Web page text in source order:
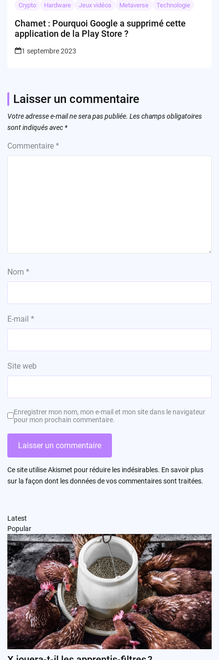
Crypto Hardware Jeux vidéos Metaverse Technologie
Chamet : Pourquoi Google a supprimé cette
application de la Play Store ?
1 septembre 2023
Laisser un commentaire
Votre adresse e-mail ne sera pas publiée. Les champs obligatoires
sont indiqués avec *
Commentaire *
Nom *
E-mail *
Site web
Enregistrer mon nom, mon e-mail et mon site dans le navigateur
pour mon prochain commentaire.
Ce site utilise Akismet pour réduire les indésirables. En savoir plus
sur la façon dont les données de vos commentaires sont traitées.
Latest
Popular